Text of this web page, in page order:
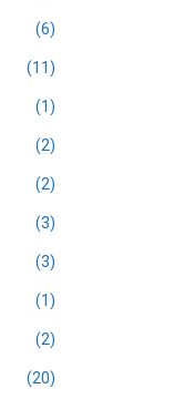
(6)
(11)
(1)
(2)
(2)
(3)
(3)
(1)
(2)
(20)